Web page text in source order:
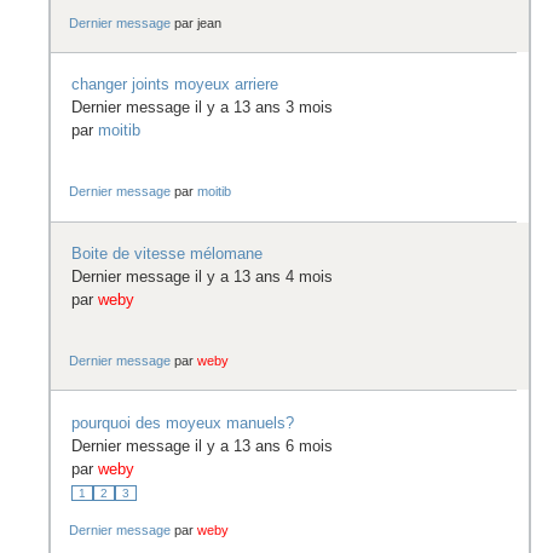
Dernier message parjean
changer joints moyeux arriere
Dernier message il y a 13 ans 3 mois
par moitib
Dernier message parmoitib
Boite de vitesse mélomane
Dernier message il y a 13 ans 4 mois
par weby
Dernier message parweby
pourquoi des moyeux manuels?
Dernier message il y a 13 ans 6 mois
par weby
1 2 3
Dernier message parweby